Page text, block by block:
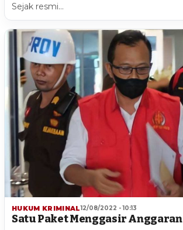
Sejak resmi…
HUKUM KRIMINAL12/08/2022 - 10:13
Satu Paket Menggasir Anggaran